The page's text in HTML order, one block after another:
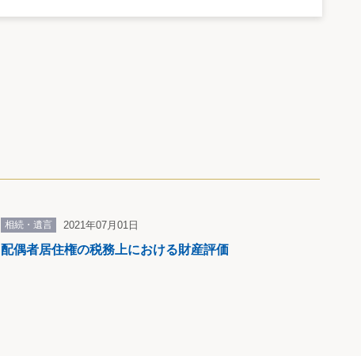
相続・遺言 2021年07月01日
配偶者居住権の税務上における財産評価